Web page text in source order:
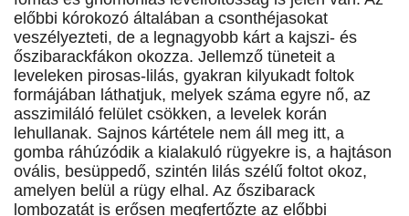
előbbi kórokozó általában a csonthéjasokat
veszélyezteti, de a legnagyobb kárt a kajszi- és
őszibarackfákon okozza. Jellemző tüneteit a
leveleken pirosas-lilás, gyakran kilyukadt foltok
formájában láthatjuk, melyek száma egyre nő, az
asszimiláló felület csökken, a levelek korán
lehullanak. Sajnos kártétele nem áll meg itt, a
gomba ráhúzódik a kialakuló rügyekre is, a hajtáson
ovális, besüppedő, szintén lilás szélű foltot okoz,
amelyen belül a rügy elhal. Az őszibarack
lombozatát is erősen megfertőzte az előbbi